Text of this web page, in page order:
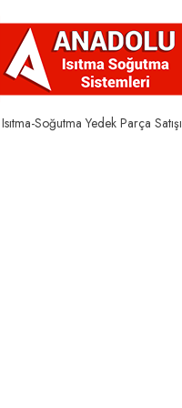
Soğutma Yedek Parça Satışı